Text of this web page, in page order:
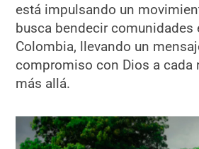
está impulsando un
busca bendecir comunidades
Colombia, llevando un
compromiso con Dios a cada
más allá.